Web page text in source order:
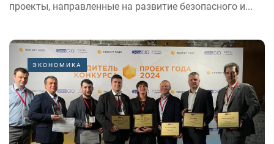
проекты, направленные на развитие безопасного и...
ЭКОНОМИКА